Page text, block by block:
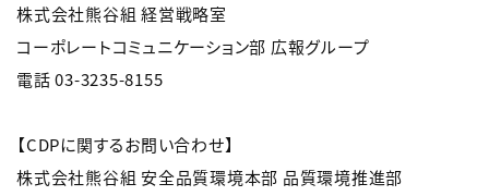
株式会社熊谷組 経営戦略室
コーポレートコミュニケーション部 広報グループ
電話 03-3235-8155
【CDPに関するお問い合わせ】
株式会社熊谷組 安全品質環境本部 品質環境推進部